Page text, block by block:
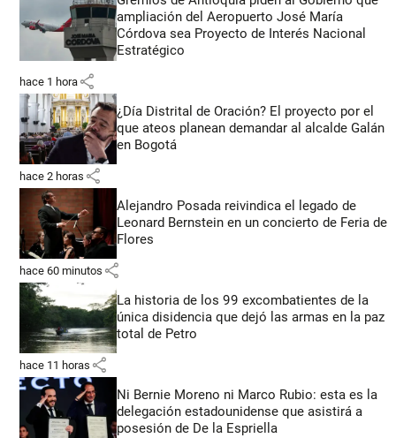
ampliación del Aeropuerto José María
Córdova sea Proyecto de Interés Nacional
Estratégico
hace 1 hora share
¿Día Distrital de Oración? El proyecto por el
que ateos planean demandar al alcalde Galán
en Bogotá
hace 2 horas share
Alejandro Posada reivindica el legado de
Leonard Bernstein en un concierto de Feria de
Flores
hace 60 minutos share
La historia de los 99 excombatientes de la
única disidencia que dejó las armas en la paz
total de Petro
hace 11 horas share
Ni Bernie Moreno ni Marco Rubio: esta es la
delegación estadounidense que asistirá a
posesión de De la Espriella